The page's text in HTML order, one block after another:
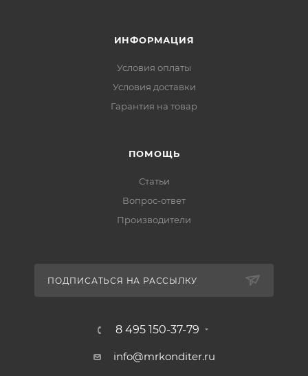
ИНФОРМАЦИЯ
Условия оплаты
Условия доставки
Гарантия на товар
ПОМОЩЬ
Статьи
Вопрос-ответ
Производители
ПОДПИСАТЬСЯ НА РАССЫЛКУ
8 495 150-37-79
info@mrkonditer.ru